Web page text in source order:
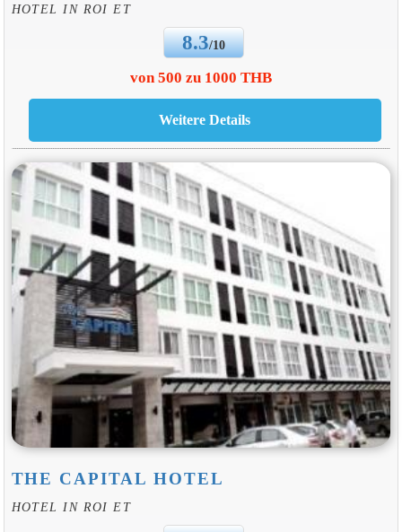
HOTEL IN ROI ET
8.3/10
von 500 zu 1000 THB
THE CAPITAL HOTEL
HOTEL IN ROI ET